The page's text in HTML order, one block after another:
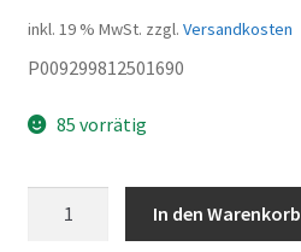
inkl. 19 % MwSt. zzgl. Versandkosten
P009299812501690
85 vorrätig
In den Warenkorb